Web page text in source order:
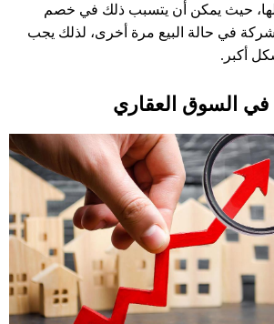
حيث يمكن أن يتسبب ذلك في خصم
في حالة البيع مرة أخرى، لذلك يجب
أكبر.
في السوق العقاري